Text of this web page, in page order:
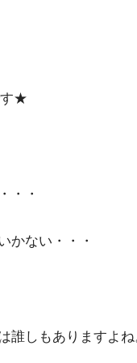
す★
・・
かない・・・
誰しもありますよ